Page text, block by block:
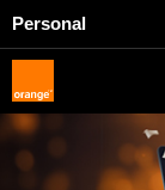
Personal